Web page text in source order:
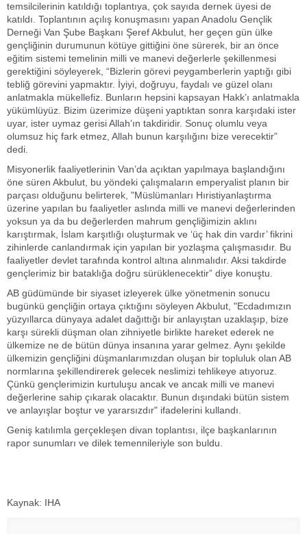
temsilcilerinin katıldığı toplantıya, çok sayıda dernek üyesi de
katıldı. Toplantının açılış konuşmasını yapan Anadolu Gençlik
Derneği Van Şube Başkanı Şeref Akbulut, her geçen gün ülke
gençliğinin durumunun kötüye gittiğini öne sürerek, bir an önce
eğitim sistemi temelinin milli ve manevi değerlerle şekillenmesi
gerektiğini söyleyerek, “Bizlerin görevi peygamberlerin yaptığı gibi
tebliğ görevini yapmaktır. İyiyi, doğruyu, faydalı ve güzel olanı
anlatmakla mükellefiz. Bunların hepsini kapsayan Hakk’ı anlatmakla
yükümlüyüz. Bizim üzerimize düşeni yaptıktan sonra karşıdaki ister
uyar, ister uymaz gerisi Allah’ın takdiridir. Sonuç olumlu veya
olumsuz hiç fark etmez, Allah bunun karşılığını bize verecektir”
dedi.
Misyonerlik faaliyetlerinin Van’da açıktan yapılmaya başlandığını
öne süren Akbulut, bu yöndeki çalışmaların emperyalist planın bir
parçası olduğunu belirterek, "Müslümanları Hıristiyanlaştırma
üzerine yapılan bu faaliyetler aslında milli ve manevi değerlerinden
yoksun ya da bu değerlerden mahrum gençliğimizin aklını
karıştırmak, İslam karşıtlığı oluşturmak ve ‘üç hak din vardır’ fikrini
zihinlerde canlandırmak için yapılan bir yozlaşma çalışmasıdır. Bu
faaliyetler devlet tarafında kontrol altına alınmalıdır. Aksi takdirde
gençlerimiz bir bataklığa doğru sürüklenecektir” diye konuştu.
AB güdümünde bir siyaset izleyerek ülke yönetmenin sonucu
bugünkü gençliğin ortaya çıktığını söyleyen Akbulut, "Ecdadımızın
yüzyıllarca dünyaya adalet dağıttığı bir anlayıştan uzaklaşıp, bize
karşı sürekli düşman olan zihniyetle birlikte hareket ederek ne
ülkemize ne de bütün dünya insanına yarar gelmez. Aynı şekilde
ülkemizin gençliğini düşmanlarımızdan oluşan bir topluluk olan AB
normlarına şekillendirerek gelecek neslimizi tehlikeye atıyoruz.
Çünkü gençlerimizin kurtuluşu ancak ve ancak milli ve manevi
değerlerine sahip çıkarak olacaktır. Bunun dışındaki bütün sistem
ve anlayışlar boştur ve yararsızdır" ifadelerini kullandı.
Geniş katılımla gerçekleşen divan toplantısı, ilçe başkanlarının
rapor sunumları ve dilek temennileriyle son buldu.
Kaynak: IHA